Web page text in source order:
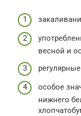
весной и
особое
нижнего